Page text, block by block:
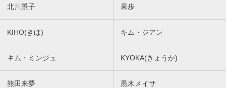
北川景子 果歩
KIHO(きほ) キム・ジアン
キム・ミンジュ KYOKA(きょうか)
熊田来夢 黒木メイサ